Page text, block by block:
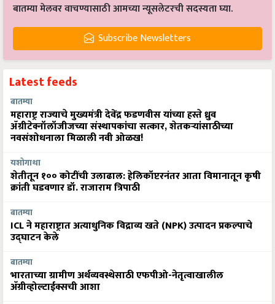
बातम्या मेलवर वाचण्यासाठी आमच्या न्यूसलेटरची सदस्यता घ्या.
Subscribe Newsletters
Latest feeds
बातम्या
महाराष्ट्र राज्याचे मुख्यमंत्री देवेंद्र फडणवीस यांच्या हस्ते ध्रुव
ॲग्रीटेक्नॉलॉजीजच्या संस्थापकांचा सत्कार, शेतकऱ्यांसाठीच्या
नवसंशोधनाला मिळाली नवी ओळख!
यशोगाथा
शेतीतून १०० कोटींची उलाढाल: हेलिकॉप्टरनंतर आता विमानातून कृषी
क्रांती घडवणार डॉ. राजाराम त्रिपाठी
बातम्या
ICL ने महाराष्ट्रात अत्याधुनिक विद्राव्य खते (NPK) उत्पादन प्रकल्पाचे
उद्घाटन केले
बातम्या
भारताच्या ग्रामीण अर्थव्यवस्थेसाठी एफपीओ-नेतृत्वाखालील
अ‍ॅग्रीव्होल्टाईक्सची आशा